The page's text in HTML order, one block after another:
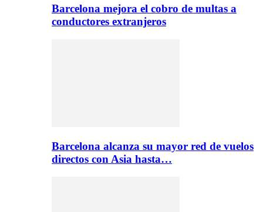
Barcelona mejora el cobro de multas a
conductores extranjeros
Barcelona alcanza su mayor red de vuelos
directos con Asia hasta…